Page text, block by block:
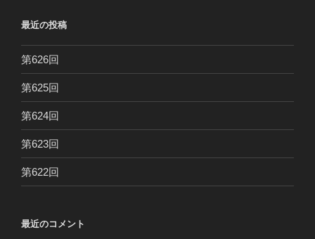
最近の投稿
第626回
第625回
第624回
第623回
第622回
最近のコメント